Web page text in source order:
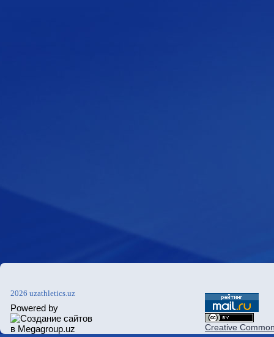
2026 uzathletics.uz
Powered by
Creative